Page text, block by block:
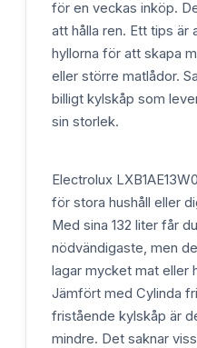
för en veckas inköp.
att hålla ren. Ett tips är
hyllorna för att skapa
eller större matlådor.
billigt kylskåp som
sin storlek.
Electrolux
för stora hushåll eller
Med sina 132 liter får
nödvändigaste, men
lagar mycket mat eller
Jämfört med Cylinda
fristående kylskåp är
mindre. Det saknar